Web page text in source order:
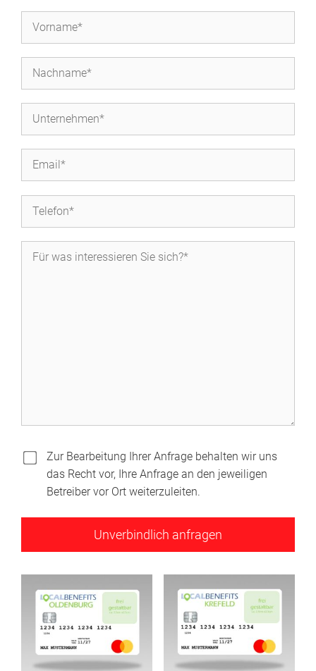
Zur Bearbeitung Ihrer Anfrage behalten wir uns
das Recht vor, Ihre Anfrage an den jeweiligen
Betreiber vor Ort weiterzuleiten.